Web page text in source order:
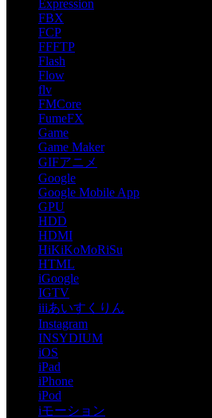
Expression
FBX
FCP
FFFTP
Flash
Flow
flv
FMCore
FumeFX
Game
Game Maker
GIFアニメ
Google
Google Mobile App
GPU
HDD
HDMI
HiKiKoMoRiSu
HTML
iGoogle
IGTV
iiiあいすくりん
Instagram
INSYDIUM
iOS
iPad
iPhone
iPod
iモーション